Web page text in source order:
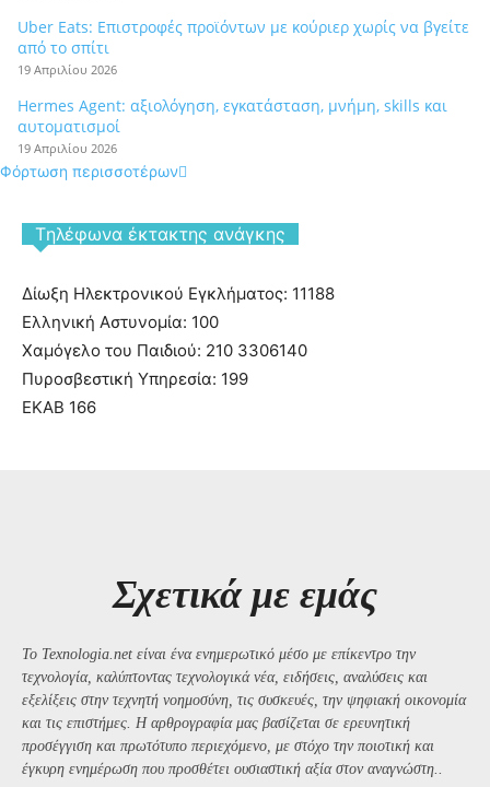
Uber Eats: Επιστροφές προϊόντων με κούριερ χωρίς να βγείτε
από το σπίτι
19 Απριλίου 2026
Hermes Agent: αξιολόγηση, εγκατάσταση, μνήμη, skills και
αυτοματισμοί
19 Απριλίου 2026
Φόρτωση περισσοτέρων
Tηλέφωνα έκτακτης ανάγκης
Δίωξη Ηλεκτρονικού Εγκλήματος: 11188
Ελληνική Αστυνομία: 100
Χαμόγελο του Παιδιού: 210 3306140
Πυροσβεστική Υπηρεσία: 199
ΕΚΑΒ 166
Σχετικά με εμάς
Το Texnologia.net είναι ένα ενημερωτικό μέσο με επίκεντρο την
τεχνολογία, καλύπτοντας τεχνολογικά νέα, ειδήσεις, αναλύσεις και
εξελίξεις στην τεχνητή νοημοσύνη, τις συσκευές, την ψηφιακή οικονομία
και τις επιστήμες. Η αρθρογραφία μας βασίζεται σε ερευνητική
προσέγγιση και πρωτότυπο περιεχόμενο, με στόχο την ποιοτική και
έγκυρη ενημέρωση που προσθέτει ουσιαστική αξία στον αναγνώστη..